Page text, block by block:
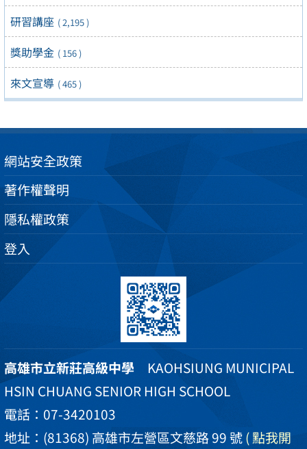
研習講座 ( 2,195 )
獎助學金 ( 156 )
來文宣導 ( 465 )
網站安全政策
著作權聲明
隱私權政策
登入
高雄市立新莊高級中學 KAOHSIUNG MUNICIPAL
HSIN CHUANG SENIOR HIGH SCHOOL
電話：07-3420103
地址：(81368) 高雄市左營區文慈路 99 號( 點我開